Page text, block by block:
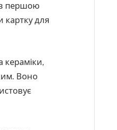
першою
картку для
кераміки,
Воно